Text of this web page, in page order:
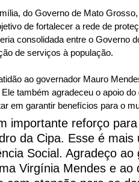
do Governo de Mato
de fortalecer a rede de
consolidada entre o Governo
de serviços à população.
ao governador Mauro
também agradeceu o apoio
em garantir benefícios para o
importante reforço
da Cipa. Esse é mais
Social. Agradeço ao
Virgínia Mendes e ao